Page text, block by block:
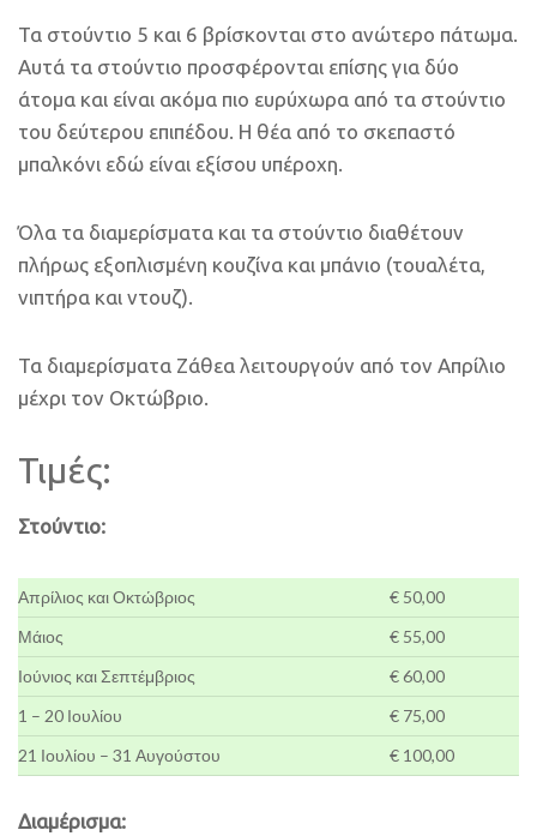
Τα στούντιο 5 και 6 βρίσκονται στο ανώτερο πάτωμα.
Αυτά τα στούντιο προσφέρονται επίσης για δύο
άτομα και είναι ακόμα πιο ευρύχωρα από τα στούντιο
του δεύτερου επιπέδου. Η θέα από το σκεπαστό
μπαλκόνι εδώ είναι εξίσου υπέροχη.
Όλα τα διαμερίσματα και τα στούντιο διαθέτουν
πλήρως εξοπλισμένη κουζίνα και μπάνιο (τουαλέτα,
νιπτήρα και ντουζ).
Τα διαμερίσματα Ζάθεα λειτουργούν από τον Απρίλιο
μέχρι τον Οκτώβριο.
Τιμές:
Στούντιο:
Απρίλιος και Οκτώβριος
€ 50,00
Μάιος
€ 55,00
Ιούνιος και Σεπτέμβριος
€ 60,00
1 – 20 Ιουλίου
€ 75,00
21 Ιουλίου – 31 Αυγούστου
€ 100,00
Διαμέρισμα: